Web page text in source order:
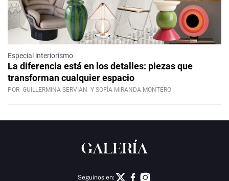
Especial interiorismo
La diferencia está en los detalles: piezas que
transforman cualquier espacio
POR GUILLERMINA SERVIAN Y SOFÍA MIRANDA MONTERO
Seguinos en: